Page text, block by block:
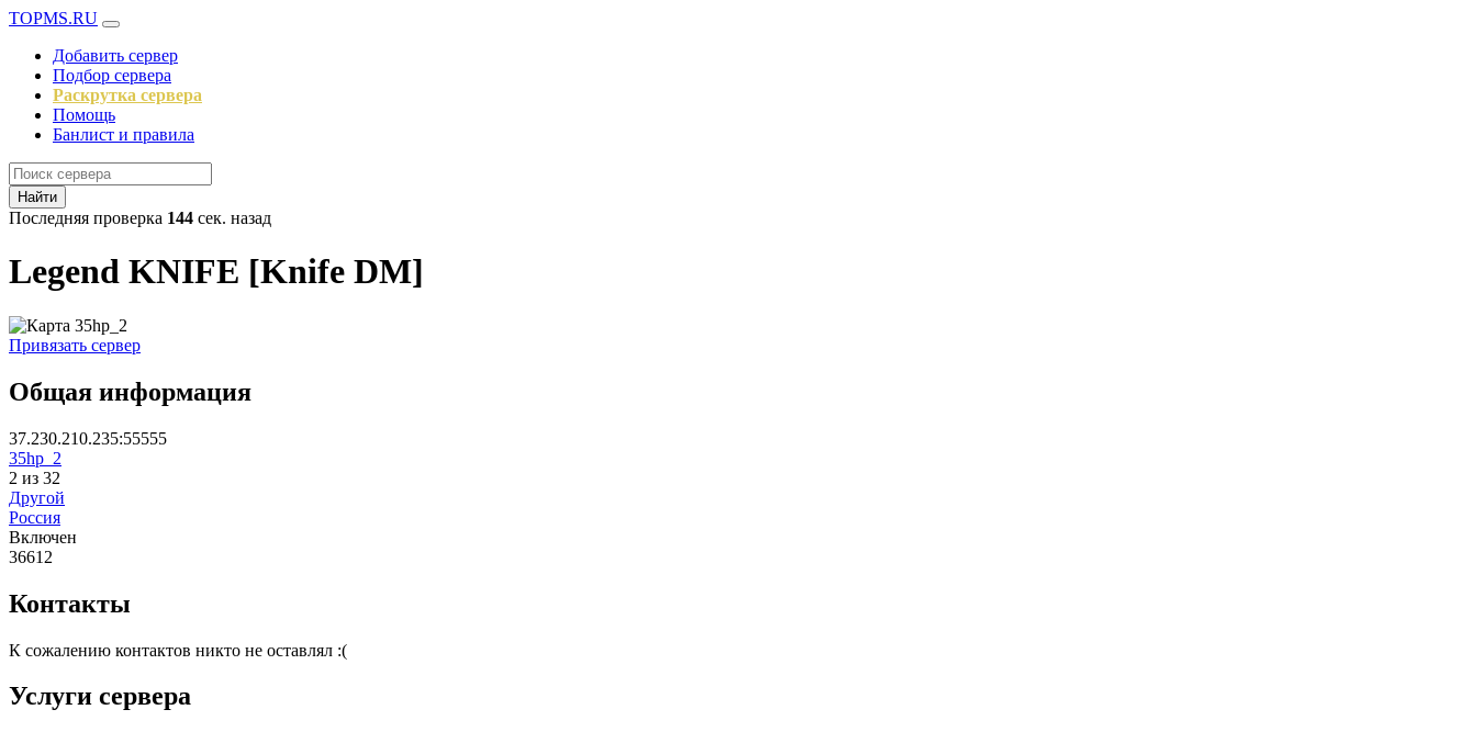
TOPMS.RU
Добавить сервер
Подбор сервера
Раскрутка сервера
Помощь
Банлист и правила
Найти
Последняя проверка 144 сек. назад
Legend KNIFE [Knife DM]
Привязать сервер
Общая информация
37.230.210.235:55555
35hp_2
2 из 32
Другой
Россия
Включен
36612
Контакты
К сожалению контактов никто не оставлял :(
Услуги сервера